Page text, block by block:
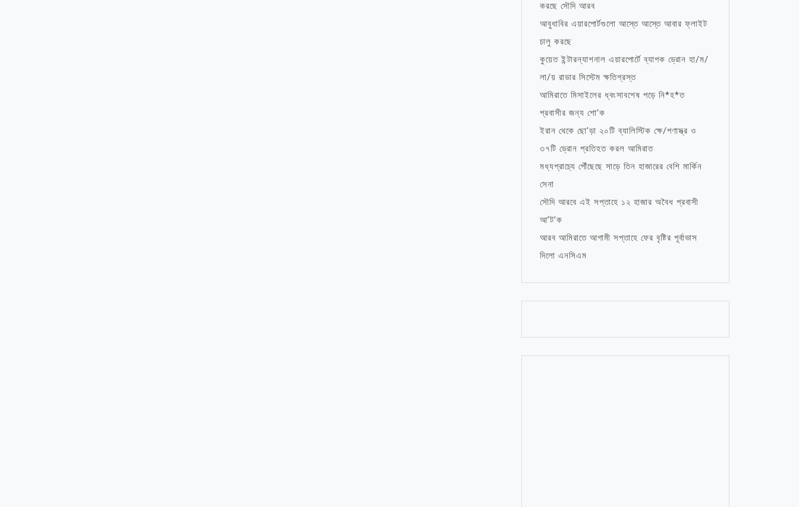
করছে সৌদি আরব
আবুধাবির এয়ারপোর্টগুলো আস্তে আস্তে আবার ফ্লাইট
চালু করছে
কুয়েত ইন্টারন্যাশনাল এয়ারপোর্টে ব্যাপক ড্রোন হা/ম/
লা/য় রাডার সিস্টেম ক্ষতিগ্রস্ত
আমিরাতে মিসাইলের ধ্বংসাবশেষ পড়ে নি*হ*ত
প্রবাসীর জন্য শো’ক
ইরান থেকে ছো’ড়া ২০টি ব্যালিস্টিক ক্ষে/পণাস্ত্র ও
৩৭টি ড্রোন প্রতিহত করল আমিরাত
মধ্যপ্রাচ্যে পৌঁছেছে সাড়ে তিন হাজারের বেশি মার্কিন
সেনা
সৌদি আরবে এই সপ্তাহে ১২ হাজার অবৈধ প্রবাসী
আ’ট’ক
আরব আমিরাতে আগামী সপ্তাহে ফের বৃষ্টির পূর্বাভাস
দিলো এনসিএম